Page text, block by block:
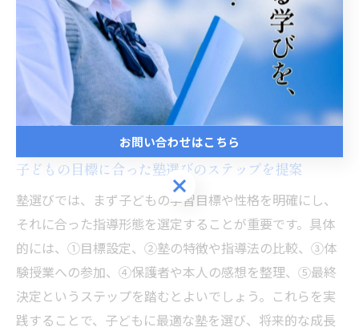
目が克服できた」「集団指導塾で自主的に勉強する習慣
が身についた」といった具体的な成果や感想は、判断材
料となります。口コミや体験談を通じて、塾ごとの雰囲
気やサポート体制、子どもへの影響などを多角的に比較
してみましょう。
子どもの目標に合った塾選びのステップを提案
塾選びでは、まず子どもの学習目標や性格を明確にし、
それに合った指導形態を選定することが重要です。具体
的には、①目標設定、②塾の特徴や指導法の比較、③体
験授業への参加、④保護者や本人の感想を整理、⑤最終
決定というステップを踏むとよいでしょう。これらを実
践することで、子どもに最適な塾を選び、将来的な成長
お問い合わせはこちら
お問い合わせはこちら